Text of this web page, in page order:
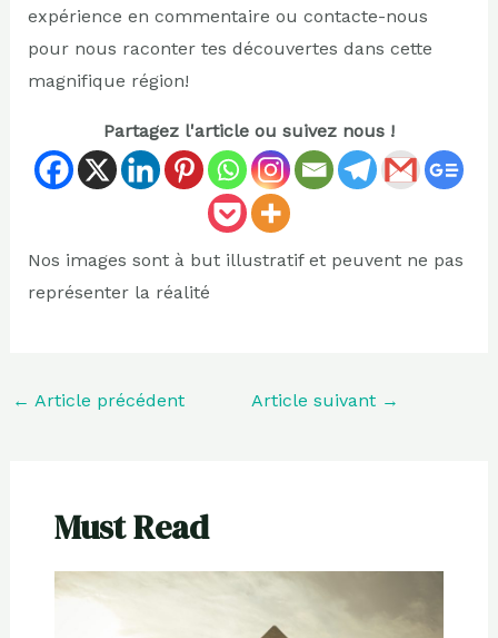
expérience en commentaire ou contacte-nous
pour nous raconter tes découvertes dans cette
magnifique région!
Partagez l'article ou suivez nous !
Nos images sont à but illustratif et peuvent ne pas
représenter la réalité
← Article précédent Article suivant →
Must Read